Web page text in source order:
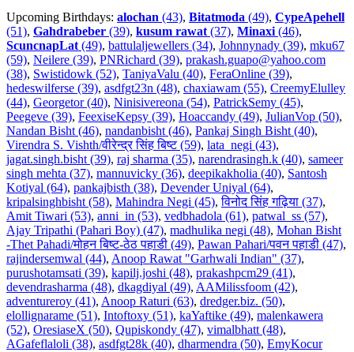
Upcoming Birthdays: alochan (43), Bitatmoda (49), CypeApehell
(51), Gahdrabeber (39), kusum rawat(37), Minaxi(46),
ScuncnapLat(49), battulaljewellers (34), Johnnynady (39), mku67
(59), Neilere (39), PNRichard (39), prakash.guapo@yahoo.com
(38), Swistidowk (52), TaniyaValu (40), FeraOnline (39),
hedeswilferse (39), asdfgt23n (48), chaxiawam (55), CreemyElulley
(44), Georgetor (40), Ninisivereona (54), PatrickSemy (45),
Peegeve (39), FeexiseKepsy (39), Hoaccandy (49), JulianVop (50),
Nandan Bisht (46), nandanbisht (46), Pankaj Singh Bisht (40),
Virendra S. Vishth/वीरेन्द्र सिंह बिष्ट (59), lata_negi (43),
jagat.singh.bisht (39), raj sharma (35), narendrasingh.k (40), sameer
singh mehta (37), mannuvicky (36), deepikakholia (40), Santosh
Kotiyal (64), pankajbisth (38), Devender Uniyal (64),
kripalsinghbisht (58), Mahindra Negi (45),विनोद सिंह गढ़िया (37),
Amit Tiwari (53), anni_in (53), vedbhadola (61), patwal_ss (57),
Ajay Tripathi (Pahari Boy) (47), madhulika negi (48), Mohan Bisht
-Thet Pahadi/मोहन बिष्ट-ठेठ पहाडी (49), Pawan Pahari/पवन पहाडी (47),
rajindersemwal (44), Anoop Rawat "Garhwali Indian" (37),
purushotamsati (39), kapilj.joshi (48), prakashpcm29 (41),
devendrasharma (48), dkagdiyal (49), AAMilissfoom (42),
adventureroy (41), Anoop Raturi (63), dredger.biz. (50),
elollignarame (51), Intoftoxy (51), kaYaftike (49), malenkawera
(52), OresiaseX (50), Qupiskondy (47), vimalbhatt (48),
AGafeflaloli (38), asdfgt28k (40), dharmendra (50), EmyKocur